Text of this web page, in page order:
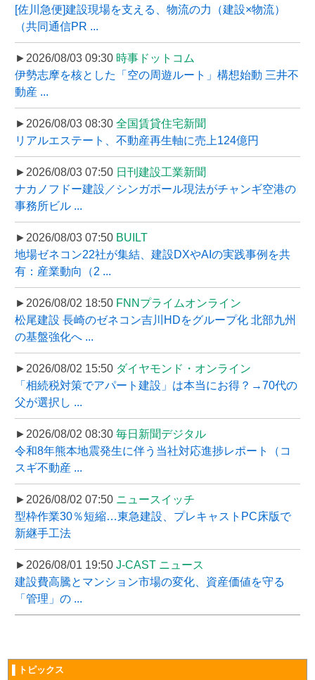
[佐川急便]建設現場を支える、物流の力（建設×物流）
（共同通信PR ...
►2026/08/03 09:30 時事ドットコム
伊勢志摩を核とした「空の周遊ルート」構想始動 三井不
動産 ...
►2026/08/03 08:30 全国賃貸住宅新聞
リアルエステート、不動産再生軸に売上124億円
►2026/08/03 07:50 日刊建設工業新聞
ナカノフドー建設／シンガポール現法がチャンギ空港の
事務所ビル ...
►2026/08/03 07:50 BUILT
地場ゼネコン22社が集結、建設DXやAIの実践事例を共
有：産業動向（2 ...
►2026/08/02 18:50 FNNプライムオンライン
松尾建設 長崎のゼネコン吉川HDをグループ化 北部九州
の基盤強化へ ...
►2026/08/02 15:50 ダイヤモンド・オンライン
「相続税対策でアパート建設」は本当にお得？→70代の
父が選択し ...
►2026/08/02 08:30 毎日新聞デジタル
令和8年熊本地震発生に伴う当社対応進捗レポート（コ
スギ不動産 ...
►2026/08/02 07:50 ニュースイッチ
型枠作業30％短縮…東急建設、プレキャストPC床版で
新継手工法
►2026/08/01 19:50 J-CAST ニュース
建設費高騰とマンション市場の変化、資産価値を守る
「管理」の ...
▌トピックス